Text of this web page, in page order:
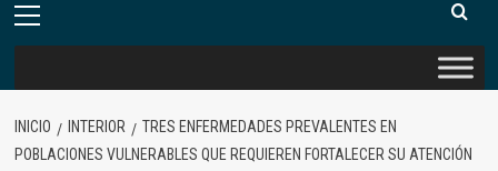
Menú
INICIO INTERIOR
TRES ENFERMEDADES PREVALENTES EN
POBLACIONES VULNERABLES QUE REQUIEREN FORTALECER SU ATENCIÓN